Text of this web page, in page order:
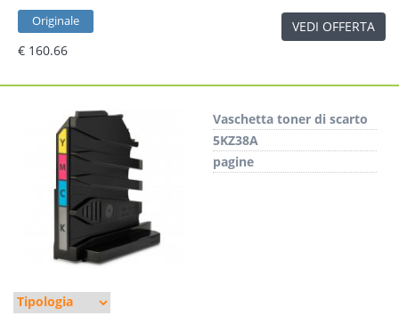
Originale
€ 160.66
VEDI OFFERTA
Vaschetta toner di scarto
5KZ38A
pagine